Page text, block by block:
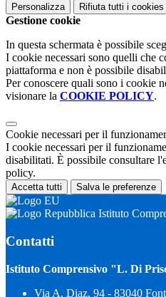
Personalizza Rifiuta tutti i cookies
Gestione cookie
In questa schermata è possibile
I cookie necessari sono quelli che
piattaforma e non è possibile
Per conoscere quali sono i cookie
visionare la COOKIE POLICY.
Cookie necessari per il
I cookie necessari per il
disabilitati. È possibile consultare
policy.
Accetta tutti Salva le preferenze
Istituto
Contatti
Istituto Comprensivo "L. Di
Via A. Diaz, 94 - 83040